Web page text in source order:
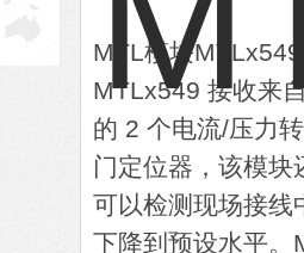
MTL模块
MTLx549 接收来
的 2 个电流/压力
门定位器，该模
可以检测现场接线
下降到预设水平